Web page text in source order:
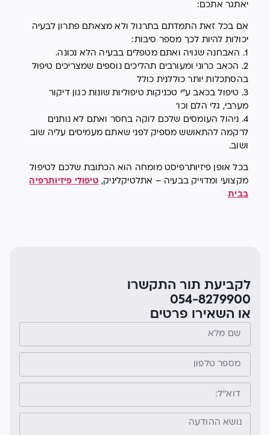
יאתגר אתכם:
אם בכל זאת התמדתם בתרגול ולא מצאתם פתרון לבעיה
יכולות להיות לכך מספר סיבות:
1. האבחנה שגויה ואתם מטפלים בבעיה הלא נכונה.
2. הכאב כרוני ומעורבים תהליכים נוספים שמצריכים טיפול
בהסתכלות יותר כוללנית כולל
3. טיפול בכאב ע״י טכניקות טיפוליות שונות כגון דיקור
מערבי, גלי הלם וכו׳
4. ניהול העומסים שלכם לוקה בחסר ואתם לא נותנים
לרקמה להתאושש מספיק לפני שאתם מעמיסים עליה שוב
ושוב.
בכל אופן פיזיותרפיסט מומחה הוא הכתובת שלכם לטיפול
מקצועי ומדוייק בבעיה – אתלטיקליניק,טיפולי פיזיותרפיה
בבית
לקביעת תור התקשרו
054-8279900
או השאירו פרטים